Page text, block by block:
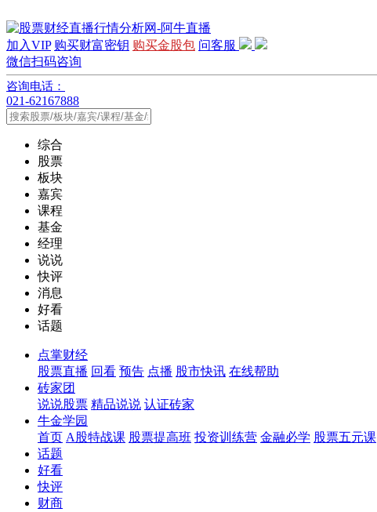
加入VIP 购买财富密钥 购买金股包 问客服
微信扫码咨询
咨询电话：
021-62167888
综合
股票
板块
嘉宾
课程
基金
经理
说说
快评
消息
好看
话题
点掌财经
股票直播 回看 预告 点播 股市快讯 在线帮助
砖家团
说说股票 精品说说 认证砖家
牛金学园
首页 A股特战课 股票提高班 投资训练营 金融必学 股票五元课
话题
好看
快评
财商